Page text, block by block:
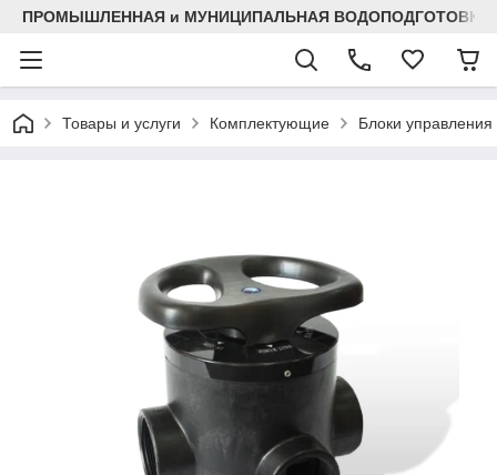
ПРОМЫШЛЕННАЯ и МУНИЦИПАЛЬНАЯ ВОДОПОДГОТОВКА
Товары и услуги Комплектующие Блоки управления